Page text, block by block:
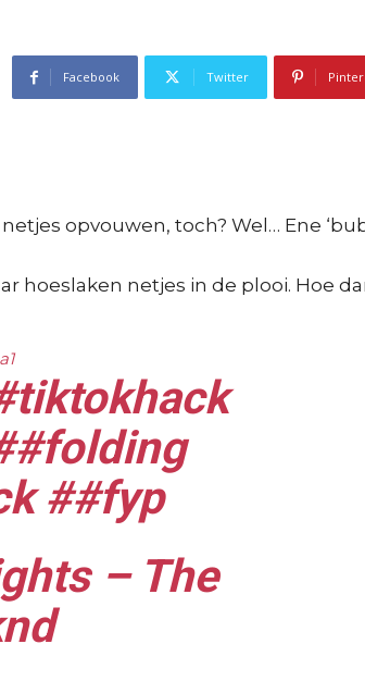
Facebook Twitter
opvouwen, toch? Wel… Ene
hoeslaken netjes in de plooi. Hoe
##fyp
– The